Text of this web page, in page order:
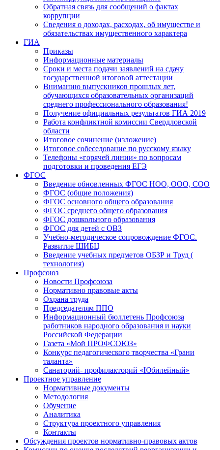
Обратная связь для сообщений о фактах
коррупции
Сведения о доходах, расходах, об имуществе и
обязательствах имущественного характера
ГИА
Приказы
Информационные материалы
Сроки и места подачи заявлений на сдачу
государственной итоговой аттестации
Вниманию выпускников прошлых лет,
обучающихся образовательных организаций
среднего профессионального образования!
Получение официальных результатов ГИА 2019
Работа конфликтной комиссии Свердловской
области
Итоговое сочинение (изложение)
Итоговое собеседование по русскому языку
Телефоны «горячей линии» по вопросам
подготовки и проведения ЕГЭ
ФГОС
Введение обновленных ФГОС НОО, ООО, СОО
ФГОС (общие положения)
ФГОС основного общего образования
ФГОС среднего общего образования
ФГОС дошкольного образования
ФГОС для детей с ОВЗ
Учебно-методическое сопровождение ФГОС.
Развитие ШИБЦ
Введение учебных предметов ОБЗР и Труд (
технология)
Профсоюз
Новости Профсоюза
Нормативно правовые акты
Охрана труда
Председателям ППО
Информационный бюллетень Профсоюза
работников народного образования и науки
Российской Федерации
Газета «Мой ПРОФСОЮЗ»
Конкурс педагогического творчества «Грани
таланта»
Санаторий- профилакторий «Юбилейный»
Проектное управление
Нормативные документы
Методология
Обучение
Аналитика
Структура проектного управления
Контакты
Обсуждения проектов нормативно-правовых актов